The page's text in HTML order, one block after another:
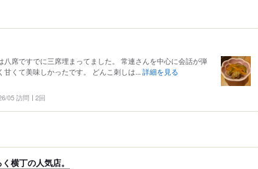
八席ですでに三席埋まってました。 常連さんを中心に会話が弾
くて美味しかったです。 どんこ刺しは... 詳細を見る
05 訪問 2回
横丁の人気店。